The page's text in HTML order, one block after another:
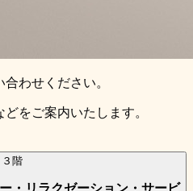
わせください。
をご案内いたします。
３階